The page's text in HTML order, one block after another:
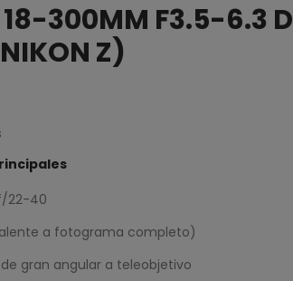
18-300MM F3.5-6.3
Z)
22-40
a fotograma completo)
gran angular a teleobjetivo